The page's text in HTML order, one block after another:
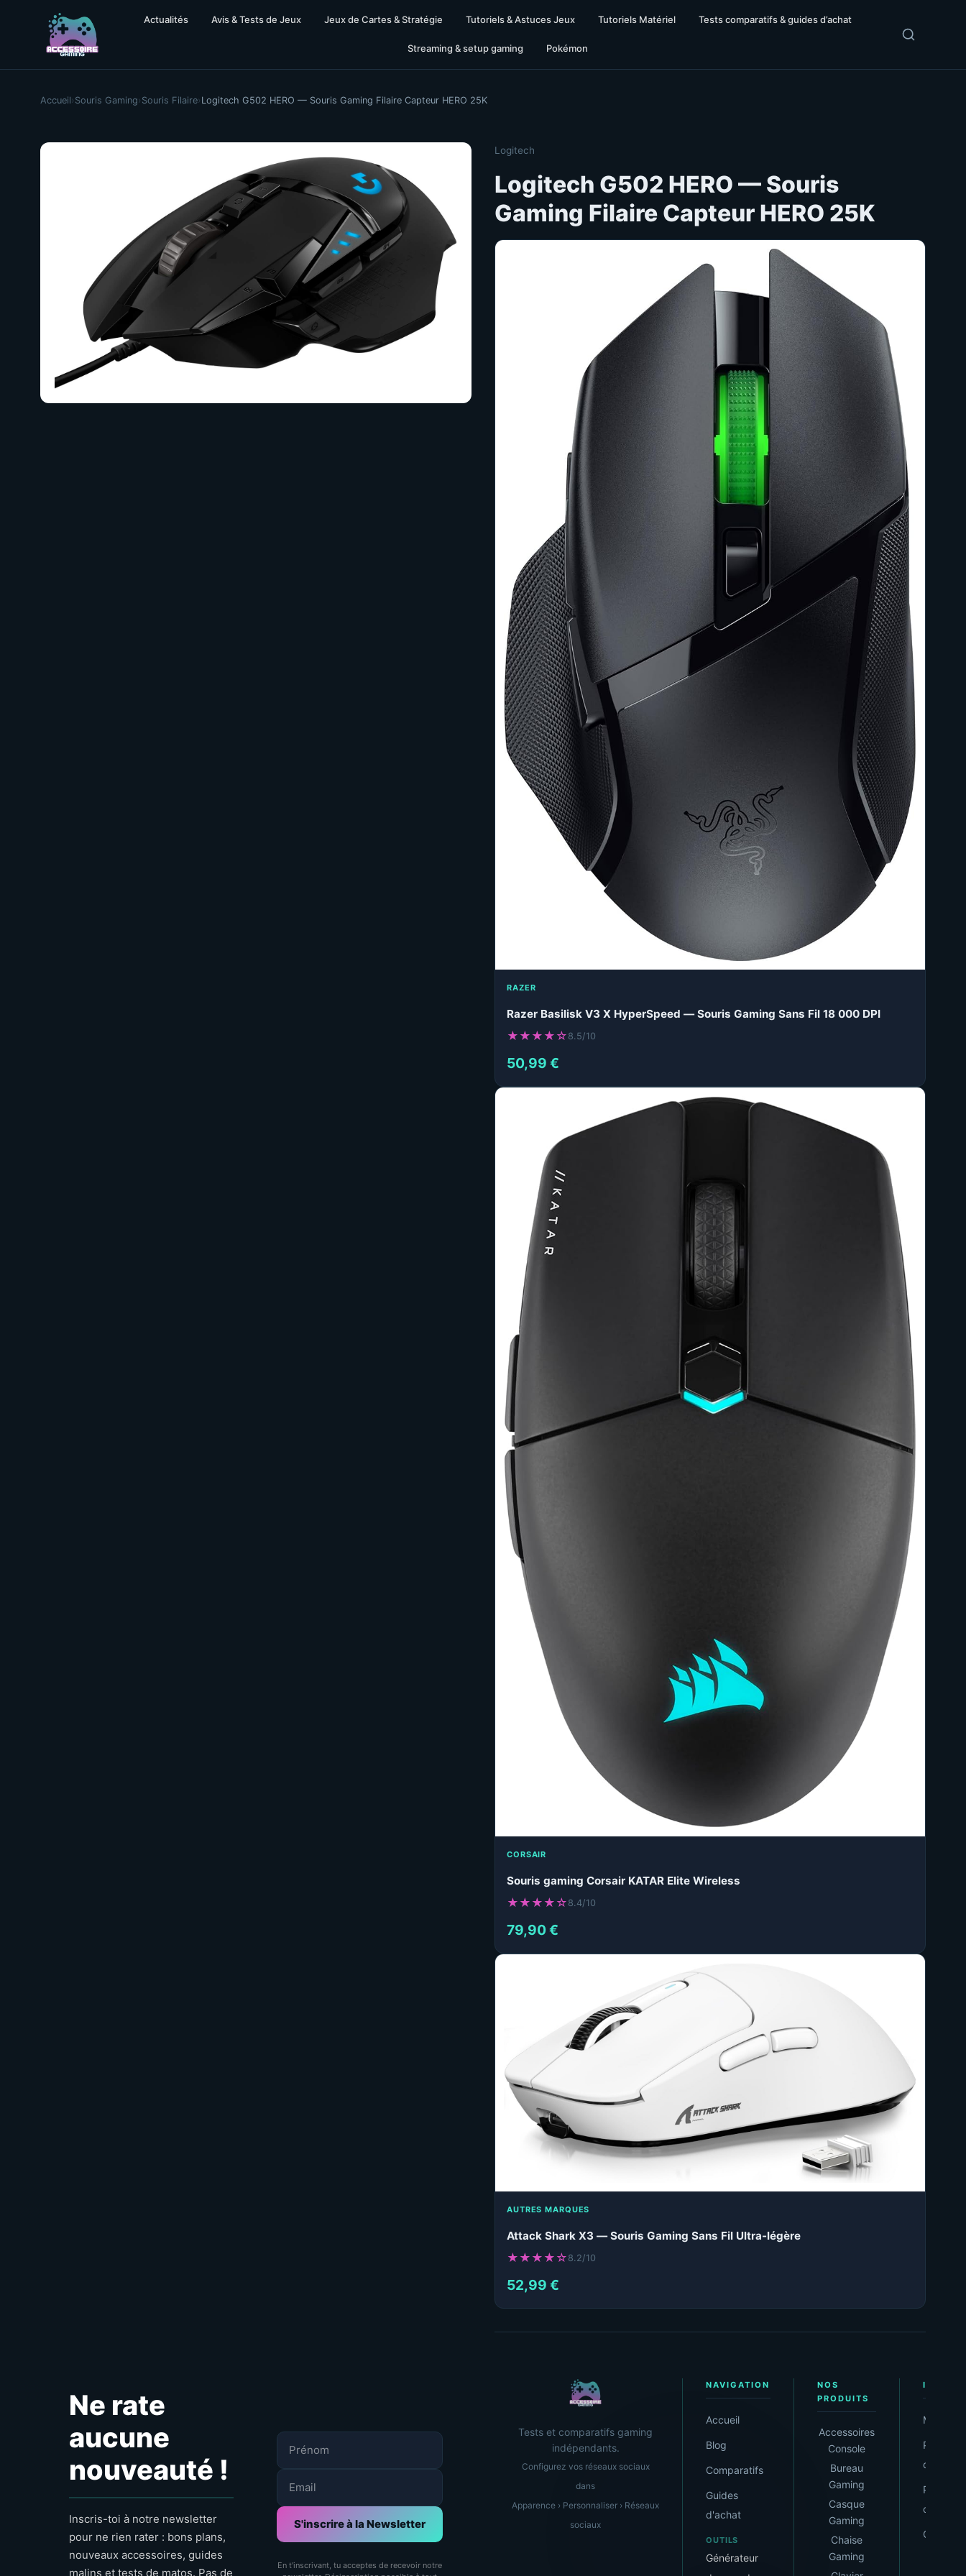
Actualités Avis & Tests de Jeux Jeux de Cartes & Stratégie Tutoriels & Astuces Jeux Tutoriels Matériel Tests comparatifs & guides d’achat
Streaming & setup gaming Pokémon
Accueil› Souris Gaming› Souris Filaire› Logitech G502 HERO — Souris Gaming Filaire Capteur HERO 25K
Logitech
Logitech G502 HERO — Souris
Gaming Filaire Capteur HERO 25K
RAZER
Razer Basilisk V3 X HyperSpeed — Souris Gaming Sans Fil 18 000 DPI
★★★★☆ 8.5/10
50,99 €
CORSAIR
Souris gaming Corsair KATAR Elite Wireless
★★★★☆ 8.4/10
79,90 €
AUTRES MARQUES
Attack Shark X3 — Souris Gaming Sans Fil Ultra-légère
★★★★☆ 8.2/10
52,99 €
Ne rate
aucune
nouveauté !
Inscris-toi à notre newsletter
pour ne rien rater : bons plans,
nouveaux accessoires, guides
malins et tests de matos. Pas de
S'inscrire à la Newsletter
En t'inscrivant, tu acceptes de recevoir notre
Tests et comparatifs gaming
indépendants.
Configurez vos réseaux sociaux
dans
Apparence › Personnaliser › Réseaux
sociaux
NAVIGATION
Accueil
Blog
Comparatifs
Guides
d'achat
OUTILS
Générateur
NOS
PRODUITS
Accessoires
Console
Bureau
Gaming
Casque
Gaming
Chaise
Gaming
Politique
Politique
cookies
Contact